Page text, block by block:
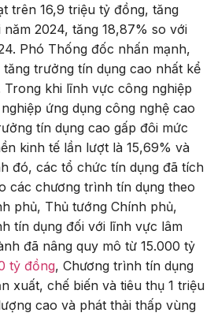
trên 16,9 triệu tỷ đồng, tăng
2024, tăng 18,87% so với
Phó Thống đốc nhấn mạnh,
trưởng tín dụng cao nhất kể
Trong khi lĩnh vực công nghiệp
ứng dụng công nghệ cao
tín dụng cao gấp đôi mức
kinh tế lần lượt là 15,69% và
đó, các tổ chức tín dụng đã tích
các chương trình tín dụng theo
phủ, Thủ tướng Chính phủ,
tín dụng đối với lĩnh vực lâm
đã nâng quy mô từ 15.000 tỷ
tỷ đồng, Chương trình tín dụng
xuất, chế biến và tiêu thụ 1 triệu
cao và phát thải thấp vùng